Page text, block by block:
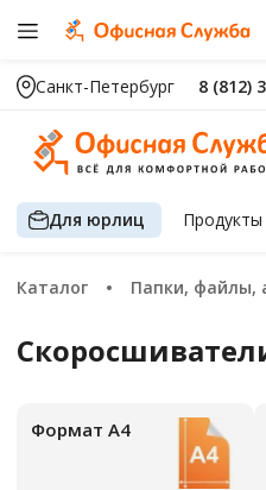
Санкт-Петербург 8 (812)
Для юрлиц
Каталог Папки, файлы,
Формат А4